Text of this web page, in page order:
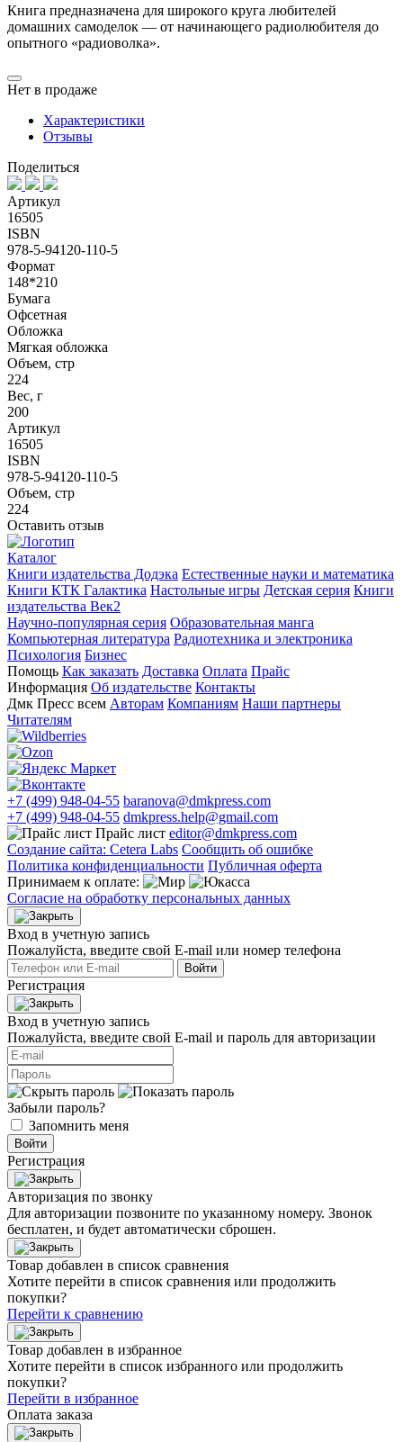
Книга предназначена для широкого круга любителей
домашних самоделок — от начинающего радиолюбителя до
опытного «радиоволка».
Нет в продаже
Характеристики
Отзывы
Поделиться
Артикул
16505
ISBN
978-5-94120-110-5
Формат
148*210
Бумага
Офсетная
Обложка
Мягкая обложка
Объем, стр
224
Вес, г
200
Артикул
16505
ISBN
978-5-94120-110-5
Объем, стр
224
Оставить отзыв
Каталог
Книги издательства Додэка Естественные науки и математика
Книги КТК Галактика Настольные игры Детская серия Книги
издательства Век2
Научно-популярная серия Образовательная манга
Компьютерная литература Радиотехника и электроника
Психология Бизнес
Помощь Как заказать Доставка Оплата Прайс
Информация Об издательстве Контакты
Дмк Пресс всем Авторам Компаниям Наши партнеры
Читателям
+7 (499) 948-04-55 baranova@dmkpress.com
+7 (499) 948-04-55 dmkpress.help@gmail.com
Прайс лист editor@dmkpress.com
Создание сайта: Cetera Labs Сообщить об ошибке
Политика конфиденциальности Публичная оферта
Принимаем к оплате:
Согласие на обработку персональных данных
Вход в учетную запись
Пожалуйста, введите свой E‑mail или номер телефона
Войти
Регистрация
Вход в учетную запись
Пожалуйста, введите свой E‑mail и пароль для авторизации
Забыли пароль?
Запомнить меня
Войти
Регистрация
Авторизация по звонку
Для авторизации позвоните по указанному номеру. Звонок
бесплатен, и будет автоматически сброшен.
Товар добавлен в список сравнения
Хотите перейти в список сравнения или продолжить
покупки?
Перейти к сравнению
Товар добавлен в избранное
Хотите перейти в список избранного или продолжить
покупки?
Перейти в избранное
Оплата заказа